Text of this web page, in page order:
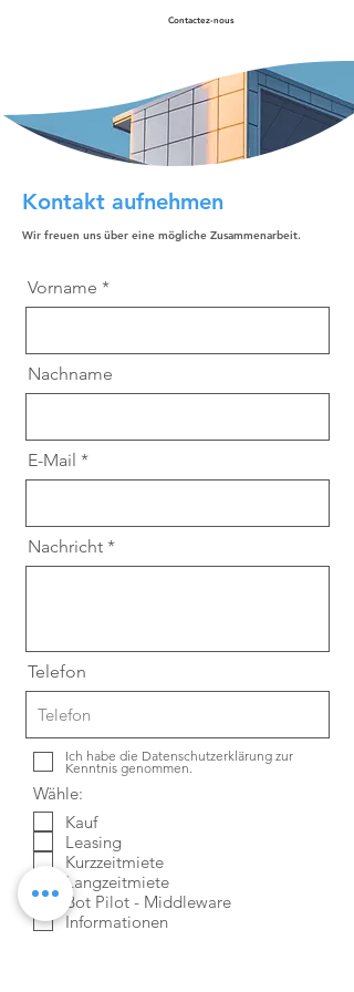
Contactez-nous
Kontakt aufnehmen
Wir freuen uns über eine mögliche Zusammenarbeit.
Vorname
Nachname
E-Mail
Nachricht
Telefon
Ich habe die Datenschutzerklärung zur
Kenntnis genommen.
Wähle:
Kauf
Leasing
Kurzzeitmiete
Langzeitmiete
Bot Pilot - Middleware
Informationen